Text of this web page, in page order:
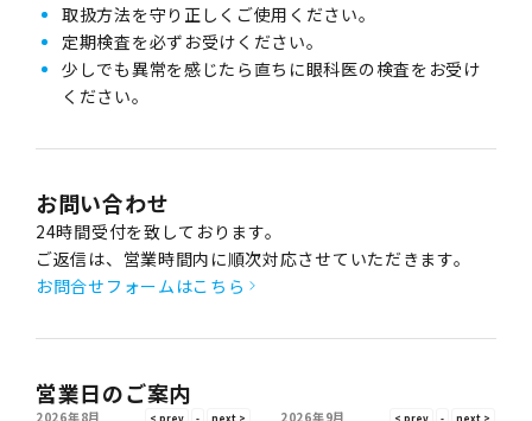
取扱方法を守り正しくご使用ください。
定期検査を必ずお受けください。
少しでも異常を感じたら直ちに眼科医の検査をお受け
ください。
お問い合わせ
24時間受付を致しております。
ご返信は、営業時間内に順次対応させていただきます。
お問合せフォームはこちら
営業日のご案内
2026年8月
2026年9月